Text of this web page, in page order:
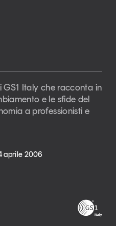
GS1 Italy che racconta in
e le sfide del
a professionisti e
aprile 2006